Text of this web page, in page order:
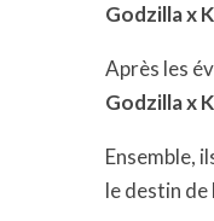
Godzilla x
Après les
Godzilla x
Ensemble,
le destin de